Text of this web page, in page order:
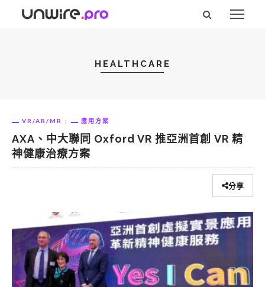
HEALTHCARE
VR/AR/MR 應用方案
AXA、中大聯同 Oxford VR 推亞洲首創 VR 精
神健康治療方案
分享